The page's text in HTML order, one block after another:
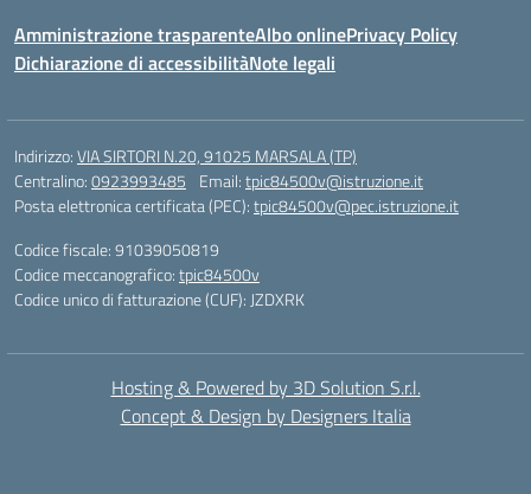
Amministrazione trasparenteAlbo onlinePrivacy Policy
Dichiarazione di accessibilitàNote legali
Indirizzo:VIA SIRTORI N.20, 91025 MARSALA (TP)
Centralino:0923993485 Email:tpic84500v@istruzione.it
Posta elettronica certificata (PEC):tpic84500v@pec.istruzione.it
Codice fiscale: 91039050819
Codice meccanografico:tpic84500v
Codice unico di fatturazione (CUF): JZDXRK
Hosting & Powered by 3D Solution S.r.l.
Concept & Design by Designers Italia